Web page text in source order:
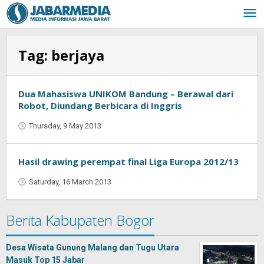
Skip
to
content
Tag: berjaya
Dua Mahasiswa UNIKOM Bandung – Berawal dari
Robot, Diundang Berbicara di Inggris
Thursday, 9 May 2013
Hasil drawing perempat final Liga Europa 2012/13
Saturday, 16 March 2013
Berita Kabupaten Bogor
Desa Wisata Gunung Malang dan Tugu Utara
Masuk Top 15 Jabar